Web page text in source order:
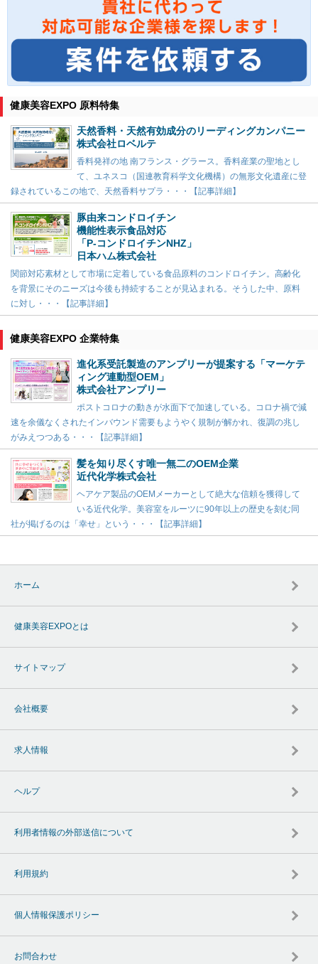
健康美容EXPO 原料特集
天然香料・天然有効成分のリーディングカンパニー
株式会社ロベルテ
香料発祥の地 南フランス・グラース。香料産業の聖地とし
て、ユネスコ（国連教育科学文化機構）の無形文化遺産に登
録されているこの地で、天然香料サプラ・・・【記事詳細】
豚由来コンドロイチン
機能性表示食品対応
「P-コンドロイチンNHZ」
日本ハム株式会社
関節対応素材として市場に定着している食品原料のコンドロイチン。高齢化
を背景にそのニーズは今後も持続することが見込まれる。そうした中、原料
に対し・・・【記事詳細】
健康美容EXPO 企業特集
進化系受託製造のアンプリーが提案する「マーケテ
ィング連動型OEM」
株式会社アンプリー
ポストコロナの動きが水面下で加速している。コロナ禍で減
速を余儀なくされたインバウンド需要もようやく規制が解かれ、復調の兆し
がみえつつある・・・【記事詳細】
髪を知り尽くす唯一無二のOEM企業
近代化学株式会社
ヘアケア製品のOEMメーカーとして絶大な信頼を獲得して
いる近代化学。美容室をルーツに90年以上の歴史を刻む同
社が掲げるのは「幸せ」という・・・【記事詳細】
ホーム
健康美容EXPOとは
サイトマップ
会社概要
求人情報
ヘルプ
利用者情報の外部送信について
利用規約
個人情報保護ポリシー
お問合わせ